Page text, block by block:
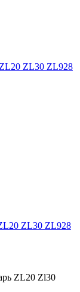
ZL30 ZL928
ZL30 ZL928
ZL20 Zl30